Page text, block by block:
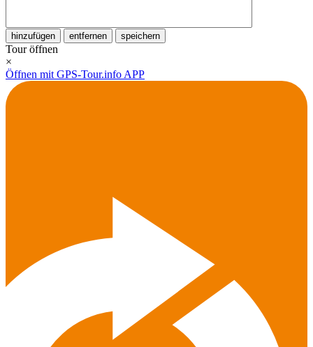
hinzufügen entfernen speichern
Tour öffnen
×
Öffnen mit GPS-Tour.info APP